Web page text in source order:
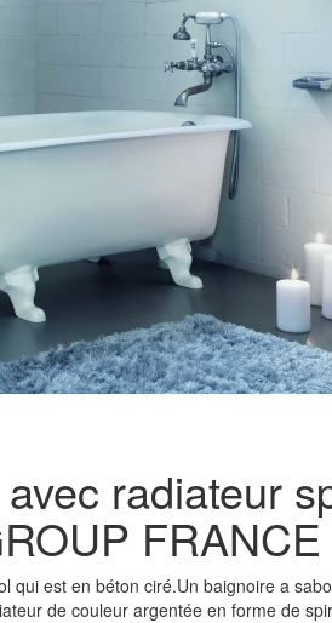
radiateur
FRANCE
qui est en béton ciré.Un baignoire a
de couleur argentée en forme de